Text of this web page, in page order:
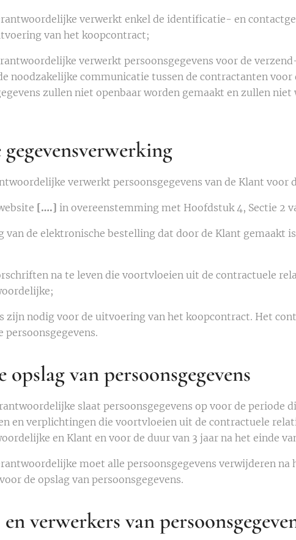
verwerkt enkel de identificatie- en
van het koopcontract;
verwerkt persoonsgegevens voor de
noodzakelijke communicatie tussen de contractanten
zullen niet openbaar worden gemaakt en zullen
verwerkt persoonsgegevens van de Klant voor
[….] in overeenstemming met Hoofdstuk 4, Sectie 2
van de elektronische bestelling dat door de Klant gemaakt
na te leven die voortvloeien uit de contractuele
zijn nodig voor de uitvoering van het koopcontract. Het
persoonsgegevens.
van persoonsgegevens
slaat persoonsgegevens op voor de periode
en verplichtingen die voortvloeien uit de contractuele
en Klant en voor de duur van 3 jaar na het einde
moet alle persoonsgegevens verwijderen na
de opslag van persoonsgegevens.
verwerkers van